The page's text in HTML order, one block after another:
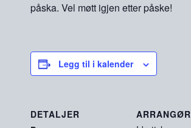
påska. Vel møtt igjen etter påske!
Legg til i kalender
DETALJER
ARRANGØR